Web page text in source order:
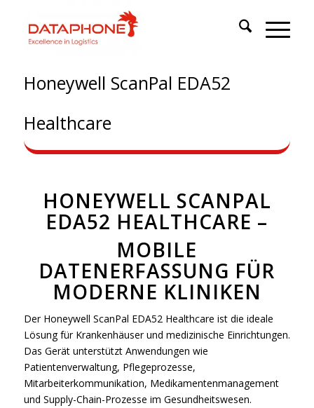
Honeywell ScanPal EDA52
Healthcare
HONEYWELL SCANPAL
EDA52 HEALTHCARE –
MOBILE
DATENERFASSUNG FÜR
MODERNE KLINIKEN
Der Honeywell ScanPal EDA52 Healthcare ist die ideale
Lösung für Krankenhäuser und medizinische Einrichtungen.
Das Gerät unterstützt Anwendungen wie
Patientenverwaltung, Pflegeprozesse,
Mitarbeiterkommunikation, Medikamentenmanagement
und Supply-Chain-Prozesse im Gesundheitswesen.